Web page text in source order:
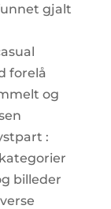
gjalt
forelå
og
:
billeder